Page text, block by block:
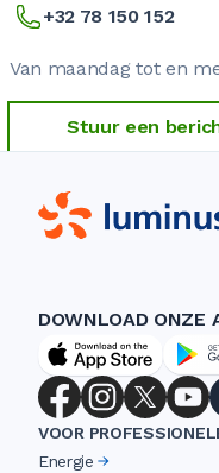
+32 78 150 152
Van maandag tot en
Stuur een
DOWNLOAD ONZE
VOOR
Energie